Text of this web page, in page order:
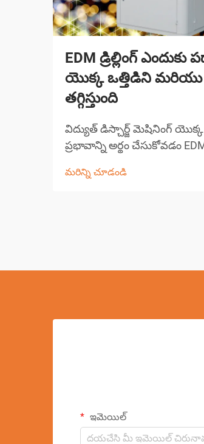
EDM డ్రిల్లింగ్ ఎందుకు
యొక్క ఒత్తిడిని మరియు
తగ్గిస్తుంది
విద్యుత్ డిస్చార్జ్ మెషినింగ్ యొక్క
ప్రభావాన్ని అర్థం చేసుకోవడం EDM
గణనీయమైన పురోగతులలో
మరిన్ని చూడండి
ఇమెయిల్